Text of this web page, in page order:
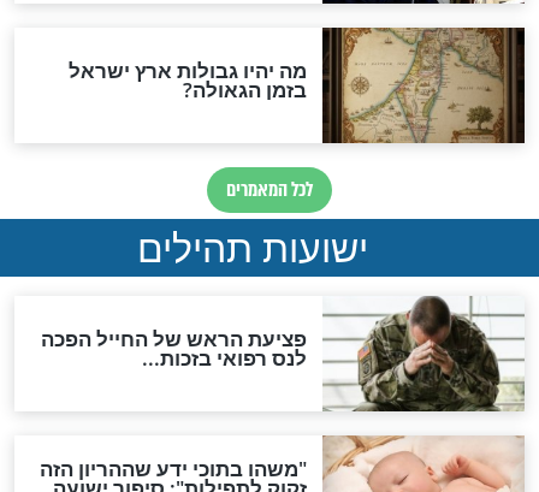
להמתקת הדינים וביטול
גזרות
סגולת ע"ב שמות הקודש